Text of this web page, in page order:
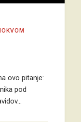
ovo pitanje:
pod